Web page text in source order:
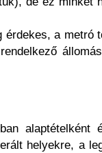
a
helyekre, a